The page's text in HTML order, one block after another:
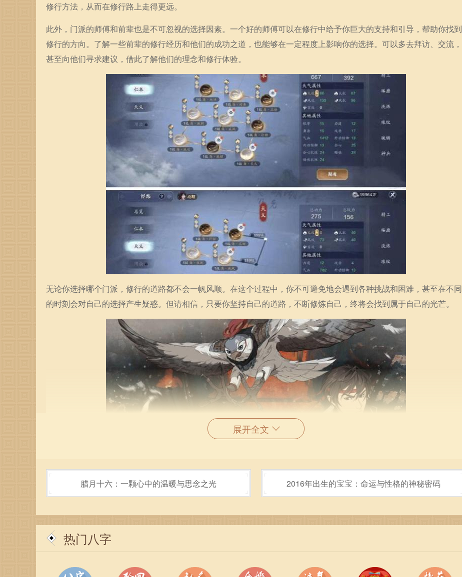
修行方法，从而在修行路上走得更远。
此外，门派的师傅和前辈也是不可忽视的选择因素。一个好的师傅可以在修行中给予你巨大的支持和引导，帮助你找到
修行的方向。了解一些前辈的修行经历和他们的成功之道，也能够在一定程度上影响你的选择。可以多去拜访、交流，
甚至向他们寻求建议，借此了解他们的理念和修行体验。
无论你选择哪个门派，修行的道路都不会一帆风顺。在这个过程中，你不可避免地会遇到各种挑战和困难，甚至在不同
的时刻会对自己的选择产生疑惑。但请相信，只要你坚持自己的道路，不断修炼自己，终将会找到属于自己的光芒。
最终，选择适合自己的门派不仅是为了修行的成功，更是为了在这一过程中品味生命的乐趣，感悟自我的成长。每个门
派都有其辉煌的历史与独特的文化，也都有各自的信仰和理念。当你在其中找到属于自己的位置时，便是真正的修行之
展开全文
腊月十六：一颗心中的温暖与思念之光 2016年出生的宝宝：命运与性格的神秘密码
热门八字